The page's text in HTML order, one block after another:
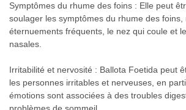
Symptômes du rhume des foins : Elle peut
soulager les symptômes du rhume des foins,
éternuements fréquents, le nez qui coule et
nasales.
Irritabilité et nervosité : Ballota Foetida peut
les personnes irritables et nerveuses, en
émotions sont associées à des troubles